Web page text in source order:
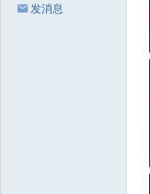
发消息